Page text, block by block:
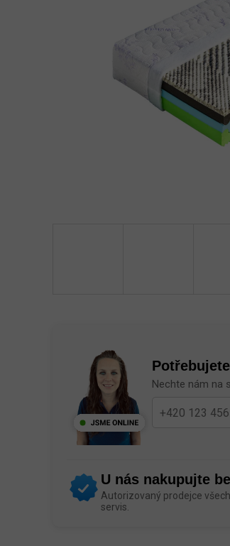
Nechte nám na
U nás nakupujte
Autorizovaný prodejce
servis.